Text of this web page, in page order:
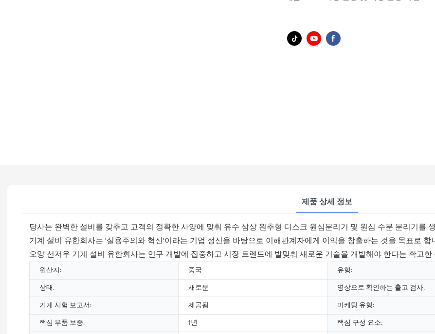
제품 상세 정보
당사는 완벽한 설비를 갖추고 고객의 정확한 사양에 맞춰 유수 삼상 원추형 디스크 원심분리기 및 원심 수분 분리기를
기계 설비 유한회사는 '실용주의와 혁신'이라는 기업 정신을 바탕으로 이해관계자에게 이익을 창출하는 것을 목표로
오양 선저우 기계 설비 유한회사는 연구 개발에 집중하고 시장 트렌드에 발맞춰 새로운 기술을 개발해야 한다는 확고
원산지: 중국 유형:
상태:
새로운 영상으로 확인하는 출고 검사:
기계 시험 보고서:
제공됨 마케팅 유형:
핵심 부품 보증:
1년 핵심 구성 요소: